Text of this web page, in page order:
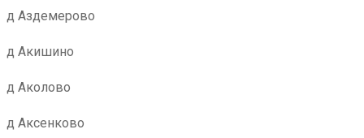
д Аздемерово
д Акишино
д Аколово
д Аксенково